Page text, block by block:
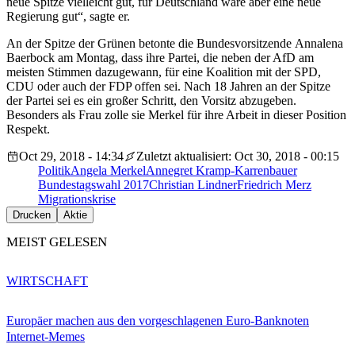
Regierung gut“, sagte er.
An der Spitze der Grünen betonte die Bundesvorsitzende Annalena
Baerbock am Montag, dass ihre Partei, die neben der AfD am
meisten Stimmen dazugewann, für eine Koalition mit der SPD,
CDU oder auch der FDP offen sei. Nach 18 Jahren an der Spitze
der Partei sei es ein großer Schritt, den Vorsitz abzugeben.
Besonders als Frau zolle sie Merkel für ihre Arbeit in dieser Position
Respekt.
Oct 29, 2018 - 14:34
Zuletzt aktualisiert: Oct 30, 2018 - 00:15
PolitikAngela MerkelAnnegret Kramp-Karrenbauer
Bundestagswahl 2017Christian LindnerFriedrich Merz
Migrationskrise
Drucken Aktie
MEIST GELESEN
Europäer machen aus den vorgeschlagenen Euro-Banknoten
Internet-Memes
WIRTSCHAFT